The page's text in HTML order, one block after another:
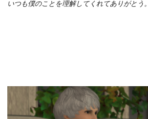
いつも僕のことを理解してくれてありがとう。